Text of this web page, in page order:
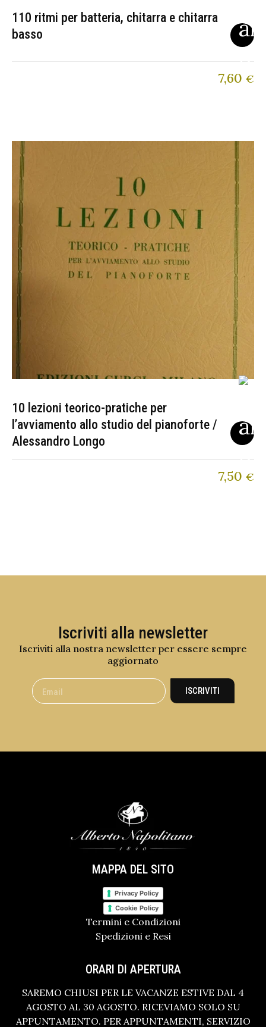
110 ritmi per batteria, chitarra e chitarra
basso
7,60 €
10 lezioni teorico-pratiche per
l’avviamento allo studio del pianoforte /
Alessandro Longo
7,50 €
Iscriviti alla newsletter
Iscriviti alla nostra newsletter per essere sempre
aggiornato
ISCRIVITI
MAPPA DEL SITO
Privacy Policy
Cookie Policy
Termini e Condizioni
Spedizioni e Resi
ORARI DI APERTURA
SAREMO CHIUSI PER LE VACANZE ESTIVE DAL 4
AGOSTO AL 30 AGOSTO. RICEVIAMO SOLO SU
APPUNTAMENTO. PER APPUNTAMENTI, SERVIZIO